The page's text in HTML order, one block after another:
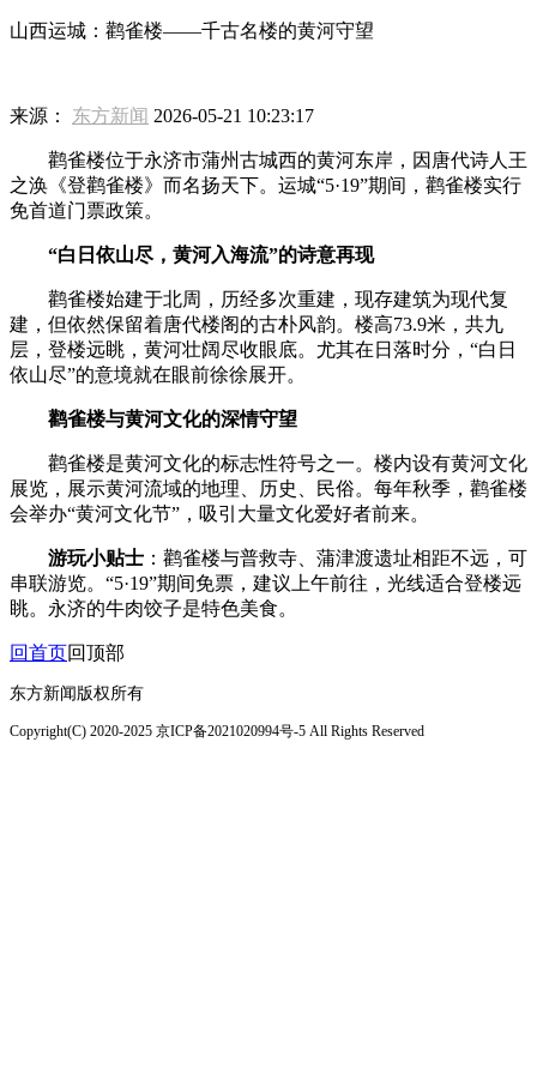
山西运城：鹳雀楼——千古名楼的黄河守望
来源： 东方新闻 2026-05-21 10:23:17
鹳雀楼位于永济市蒲州古城西的黄河东岸，因唐代诗人王
之涣《登鹳雀楼》而名扬天下。运城“5·19”期间，鹳雀楼实行
免首道门票政策。
“白日依山尽，黄河入海流”的诗意再现
鹳雀楼始建于北周，历经多次重建，现存建筑为现代复
建，但依然保留着唐代楼阁的古朴风韵。楼高73.9米，共九
层，登楼远眺，黄河壮阔尽收眼底。尤其在日落时分，“白日
依山尽”的意境就在眼前徐徐展开。
鹳雀楼与黄河文化的深情守望
鹳雀楼是黄河文化的标志性符号之一。楼内设有黄河文化
展览，展示黄河流域的地理、历史、民俗。每年秋季，鹳雀楼
会举办“黄河文化节”，吸引大量文化爱好者前来。
游玩小贴士 ：鹳雀楼与普救寺、蒲津渡遗址相距不远，可
串联游览。“5·19”期间免票，建议上午前往，光线适合登楼远
眺。永济的牛肉饺子是特色美食。
回首页回顶部
东方新闻版权所有
Copyright(C) 2020-2025 京ICP备2021020994号-5 All Rights Reserved